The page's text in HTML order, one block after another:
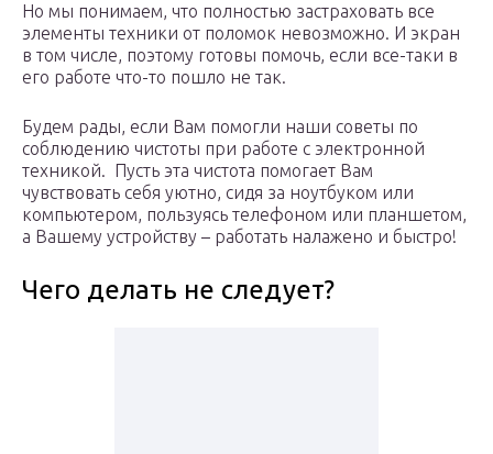
Но мы понимаем, что полностью застраховать все
элементы техники от поломок невозможно. И экран
в том числе, поэтому готовы помочь, если все-таки в
его работе что-то пошло не так.
Будем рады, если Вам помогли наши советы по
соблюдению чистоты при работе с электронной
техникой. Пусть эта чистота помогает Вам
чувствовать себя уютно, сидя за ноутбуком или
компьютером, пользуясь телефоном или планшетом,
а Вашему устройству – работать налажено и быстро!
Чего делать не следует?